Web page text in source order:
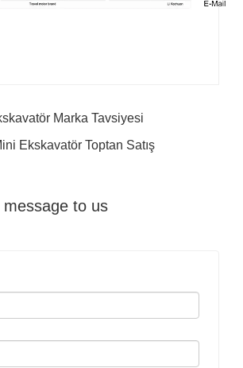
Marka Tavsiyesi
Ekskavatör Toptan Satış
to us